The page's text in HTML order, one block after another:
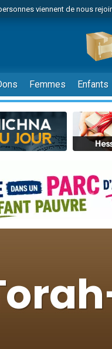
viennent de nous
2 nouvelles musiques dans
8 personnes viennent de faire
4 personnes viennent de faire
émission radio : Visions
personnes viennent de
39 personnes viennent de
Il reste 49 places pour étudier
vient de donner son
6 personnes viennent de faire
2 personnes viennent de faire
personnes viennent de nous
viennent de nous
Femmes Enfants